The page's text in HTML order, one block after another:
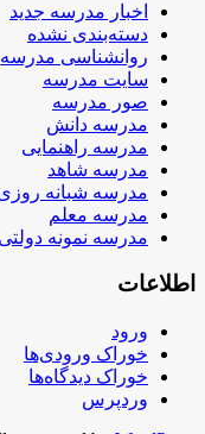
اخبار مدرسه جدید
دسته‌بندی نشده
روانشناسی مدرسه
سایت مدرسه
صور مدرسه
مدرسه دانش
مدرسه راهنمایی
مدرسه شاهد
مدرسه شبانه
مدرسه معلم
مدرسه نمونه دولتی
اطلاعات
ورود
خوراک ورودی‌ها
خوراک دیدگاه‌ها
وردپرس